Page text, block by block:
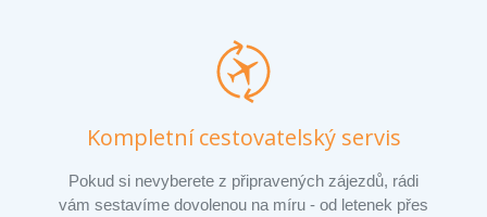
Kompletní cestovatelský servis
Pokud si nevyberete z připravených zájezdů, rádi
vám sestavíme dovolenou na míru - od letenek přes